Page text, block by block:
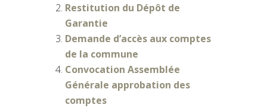
Restitution du Dépôt de
Garantie
Demande d’accès aux comptes
de la commune
Convocation Assemblée
Générale approbation des
comptes